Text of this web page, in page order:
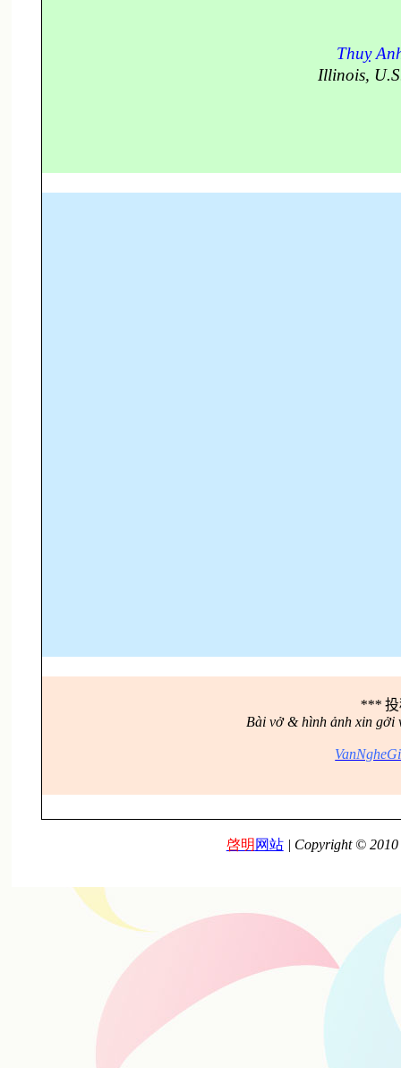
Thuỵ
Illinois,
***
Bài vở & hình ảnh xin gởi
啓明 网站| Copyright © 2010